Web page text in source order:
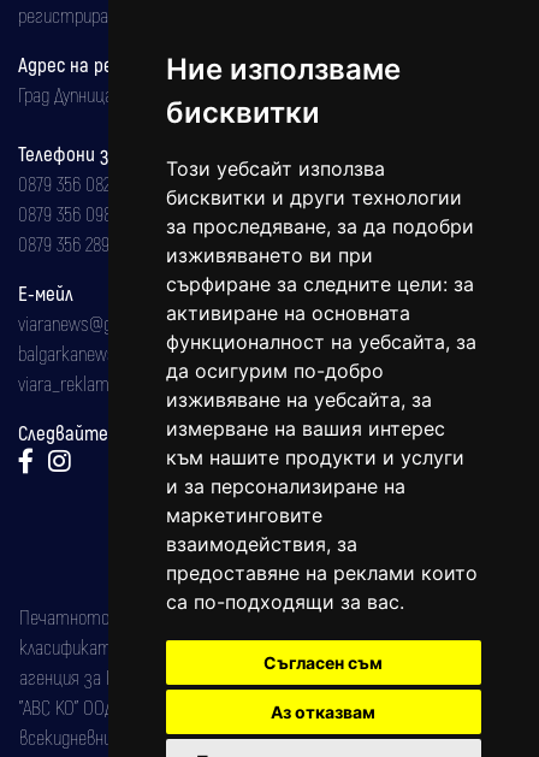
Ние използваме
бисквитки
Този уебсайт използва
бисквитки и други технологии
за проследяване, за да подобри
изживяването ви при
сърфиране за следните цели: за
активиране на основната
функционалност на уебсайта, за
да осигурим по-добро
изживяване на уебсайта, за
измерване на вашия интерес
към нашите продукти и услуги
и за персонализиране на
маркетинговите
взаимодействия, за
предоставяне на реклами които
са по-подходящи за вас.
Съгласен съм
Аз отказвам
регистрирана на 08.05.2002 година.
Адрес на редакцията
Град Дупница, ул.''Христо Ботев" 43
Телефони за реклама и абонаменти
0879 356 082
0879 356 098
0879 356 289
Е-мейл
viaranews@gmail.com
balgarkanews@gmail.com
viara_reklama@mail.bg
Следвайте ни:
Печатното издание на вестника е регистрирано в националния
класификатор на печатните издания (Българска национална
агенция за ISSN) под номер: ISSN 1312-4722.
"АВС КО" ООД е притежател на марката: Вяра информационен
всекидневник на югозападна България, със свидетелство за марка